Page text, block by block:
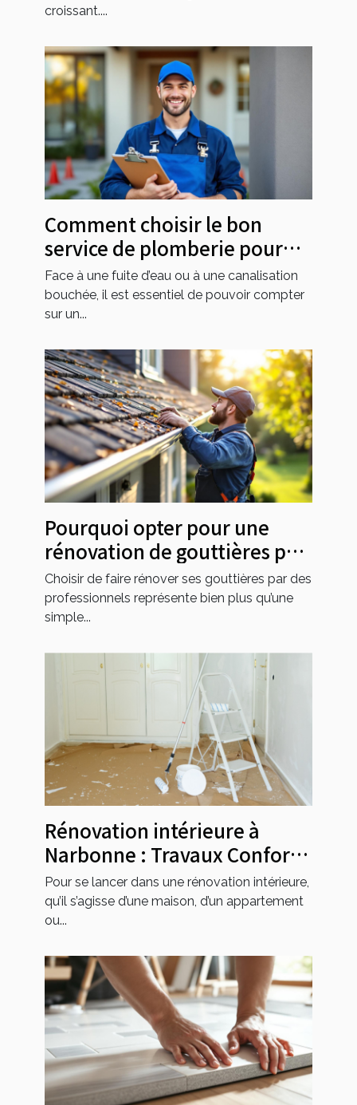
croissant....
Comment choisir le bon
service de plomberie pour
vos urgences ?
Face à une fuite d’eau ou à une canalisation
bouchée, il est essentiel de pouvoir compter
sur un...
Pourquoi opter pour une
rénovation de gouttières par
des professionnels ?
Choisir de faire rénover ses gouttières par des
professionnels représente bien plus qu’une
simple...
Rénovation intérieure à
Narbonne : Travaux Confort
est l’entreprise de référence !
Pour se lancer dans une rénovation intérieure,
qu’il s’agisse d’une maison, d’un appartement
ou...